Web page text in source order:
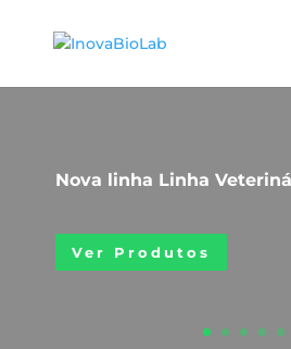
Nova linha Linha
Ver Produtos